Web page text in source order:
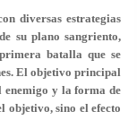
diversas estrategias
su plano sangriento,
batalla que se
El objetivo principal
enemigo y la forma de
objetivo, sino el efecto